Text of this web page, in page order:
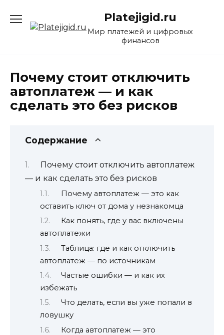
содержанию
Platejigid.ru
Мир платежей и цифровых
финансов
Почему стоит отключить
автоплатеж — и как
сделать это без рисков
Содержание
Почему стоит отключить автоплатеж
— и как сделать это без рисков
Почему автоплатеж — это как
оставить ключ от дома у незнакомца
Как понять, где у вас включены
автоплатежи
Таблица: где и как отключить
автоплатеж — по источникам
Частые ошибки — и как их
избежать
Что делать, если вы уже попали в
ловушку
Когда автоплатеж — это